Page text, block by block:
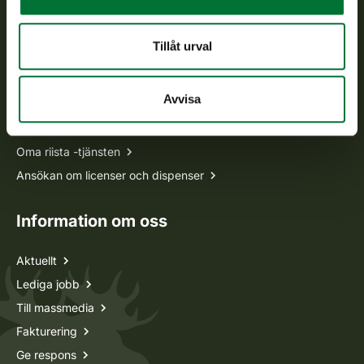
Tillåt urval
Avvisa
Ofta ställda frågor
Alla kontaktuppgifter
Jaktkort
Oma riista -tjänsten
Ansökan om licenser och dispenser
Information om oss
Aktuellt
Lediga jobb
Till massmedia
Fakturering
Ge respons